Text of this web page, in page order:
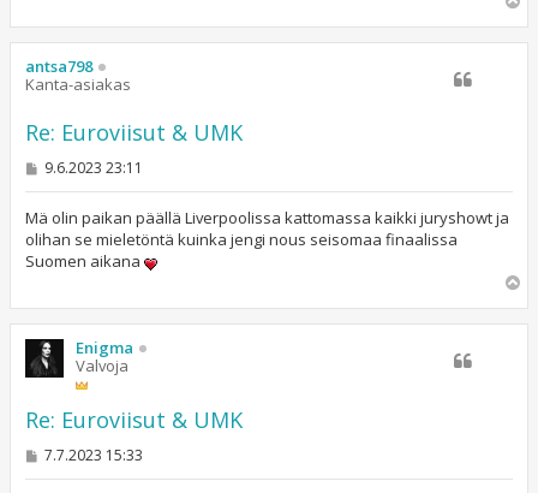
ö
antsa798
Kanta-asiakas
Re: Euroviisut & UMK
V
s
t
i
9.6.2023 23:11
Mä olin paikan päällä Liverpoolissa kattomassa kaikki juryshowt ja
olihan se mieletöntä kuinka jengi nous seisomaa finaalissa
Suomen aikana
ö
Enigma
Valvoja
Re: Euroviisut & UMK
V7.7.2023 15:33